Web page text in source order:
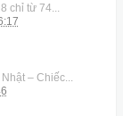
chỉ từ 74...
– Chiếc...